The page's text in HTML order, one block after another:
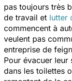
pas toujours très
de travail et lutter
commencent à
veulent pas
entreprise de
Pour évacuer leur
dans les toilettes